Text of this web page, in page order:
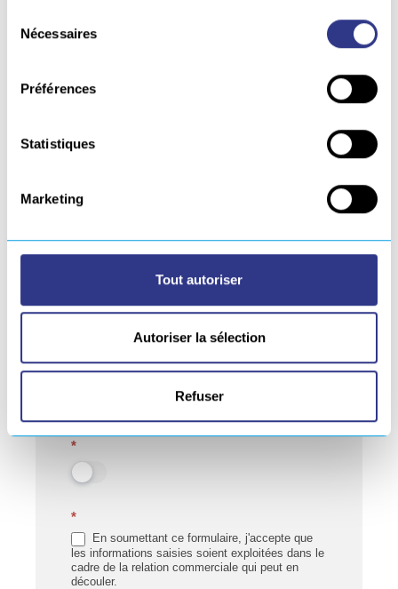
Nécessaires
Préférences
Statistiques
Marketing
Tout autoriser
Autoriser la sélection
Refuser
Date de fin de location souhaitée
J'accepte lesconditions générales de vente
*
*
En soumettant ce formulaire, j'accepte que
les informations saisies soient exploitées dans le
cadre de la relation commerciale qui peut en
découler.